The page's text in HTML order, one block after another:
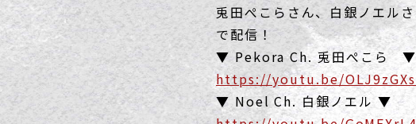
兎田ぺこらさん、白銀ノエル
で配信！
▼ Pekora Ch. 兎田ぺこら ▼
https://youtu.be/
▼ Noel Ch. 白銀ノエル ▼